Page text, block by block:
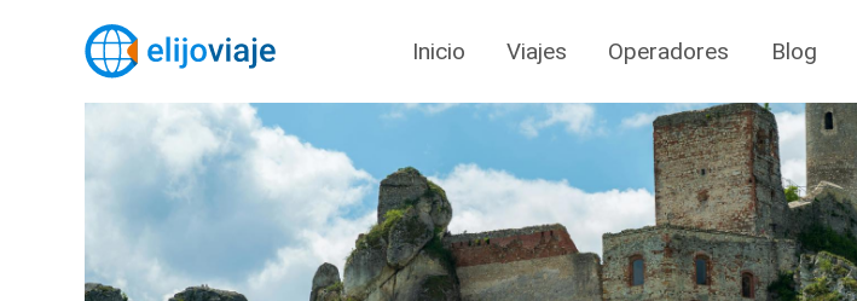
Inicio Viajes Operadores Blog